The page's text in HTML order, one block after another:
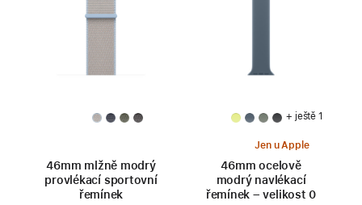
46mm mlžně modrý
provlékací sportovní
řemínek
+ ještě 1
Jen u Apple
46mm ocelově
modrý navlékací
řemínek – velikost 0